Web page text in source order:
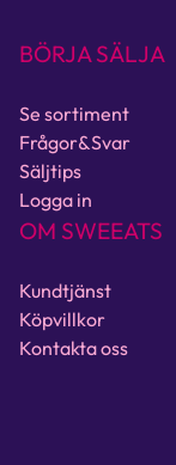
BÖRJA SÄLJA
Se sortiment
Frågor&Svar
Säljtips
Logga in
OM SWEEATS
Kundtjänst
Köpvillkor
Kontakta oss